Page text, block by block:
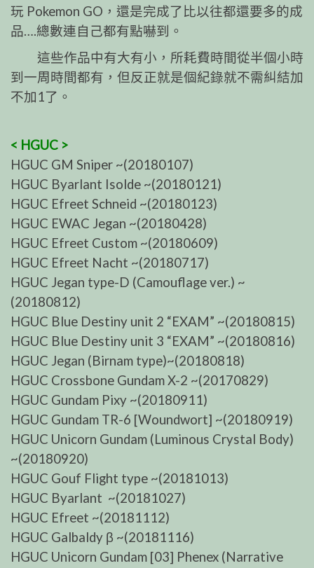
玩 Pokemon GO，還是完成了比以往都還要多的成
品….總數連自己都有點嚇到。
這些作品中有大有小，所耗費時間從半個小時
到一周時間都有，但反正就是個紀錄就不需糾結加
不加1了。
< HGUC >
HGUC GM Sniper ~(20180107)
HGUC Byarlant Isolde ~(20180121)
HGUC Efreet Schneid ~(20180123)
HGUC EWAC Jegan ~(20180428)
HGUC Efreet Custom ~(20180609)
HGUC Efreet Nacht ~(20180717)
HGUC Jegan type-D (Camouflage ver.) ~
(20180812)
HGUC Blue Destiny unit 2 “EXAM” ~(20180815)
HGUC Blue Destiny unit 3 “EXAM” ~(20180816)
HGUC Jegan (Birnam type)~(20180818)
HGUC Crossbone Gundam X-2 ~(20170829)
HGUC Gundam Pixy ~(20180911)
HGUC Gundam TR-6 [Woundwort] ~(20180919)
HGUC Unicorn Gundam (Luminous Crystal Body)
~(20180920)
HGUC Gouf Flight type ~(20181013)
HGUC Byarlant ~(20181027)
HGUC Efreet ~(20181112)
HGUC Galbaldy β ~(20181116)
HGUC Unicorn Gundam [03] Phenex (Narrative